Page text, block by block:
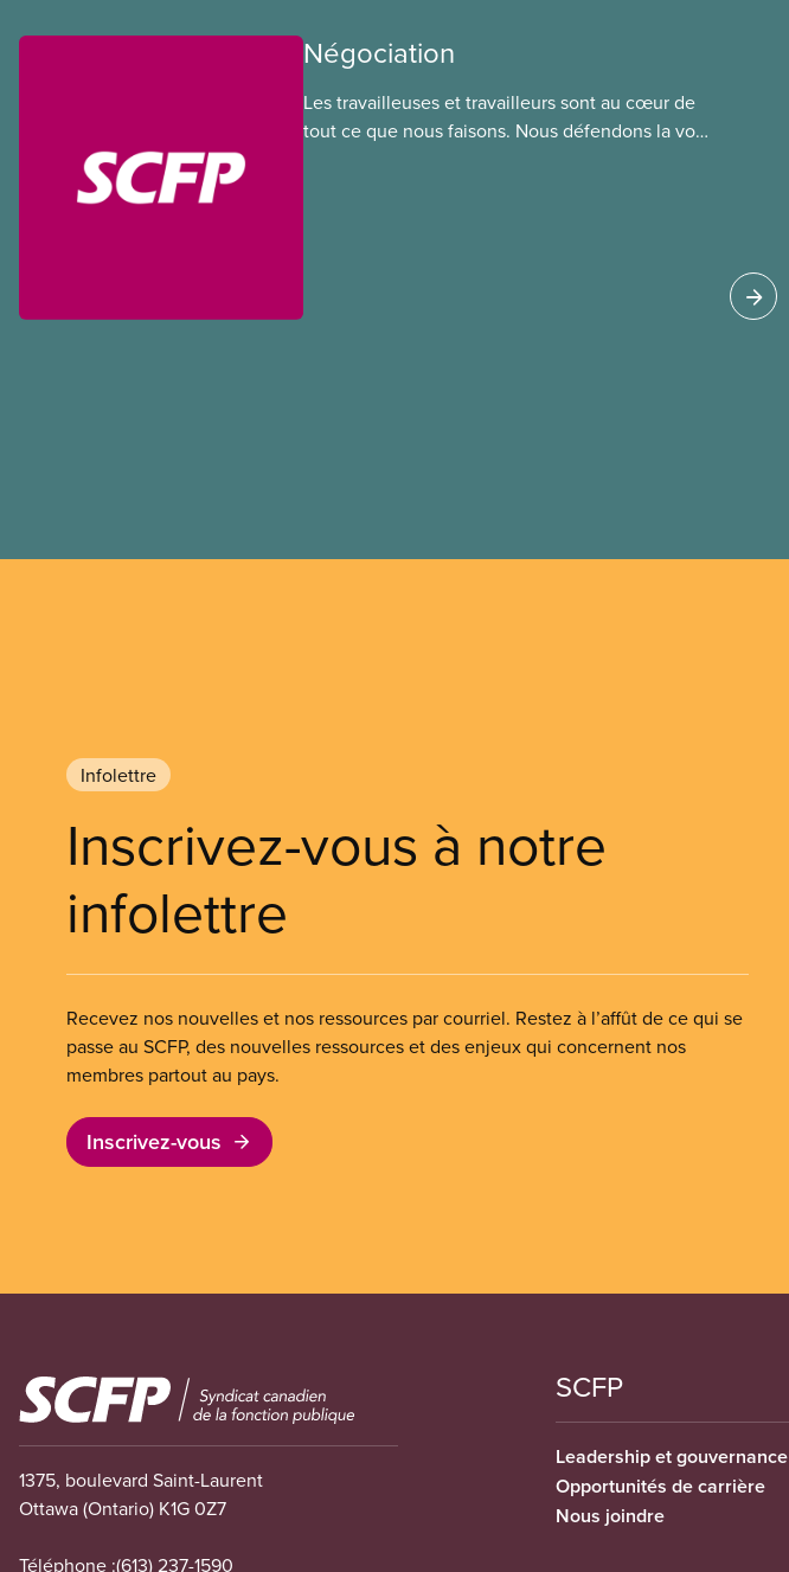
Négociation
Les travailleuses et travailleurs sont au cœur de
tout ce que nous faisons. Nous défendons la voix
Infolettre
Inscrivez-vous à notre
infolettre
Recevez nos nouvelles et nos ressources par courriel. Restez à l’affût de ce qui se
passe au SCFP, des nouvelles ressources et des enjeux qui concernent nos
membres partout au pays.
Inscrivez-vous
Image
1375, boulevard Saint-Laurent
Ottawa (Ontario) K1G 0Z7
Téléphone :(613) 237-1590
SCFP
Leadership et gouvernance
Opportunités de carrière
Nous joindre